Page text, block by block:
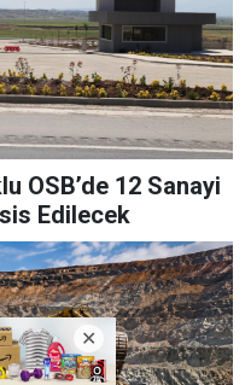
OSB’de 12 Sanayi
Edilecek